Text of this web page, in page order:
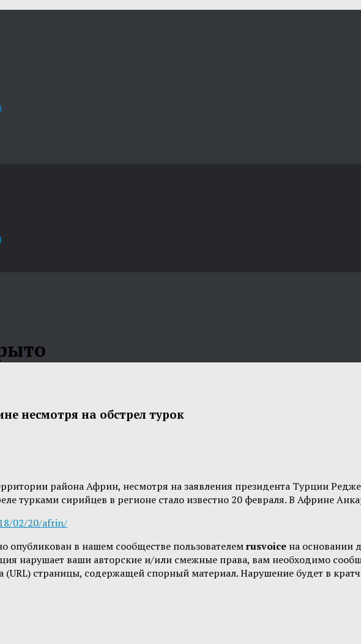
несмотря на обстрел турок
района Африн, несмотря на заявления президента Турции
турками сирийцев в регионе стало известно 20 февраля. В Африне
02/20/afrin/
опубликован в нашем сообществе пользователемrusvoice на основании
нарушает ваши авторские и/или смежные права, вам необходимо
(URL) страницы, содержащей спорный материал. Нарушение будет в